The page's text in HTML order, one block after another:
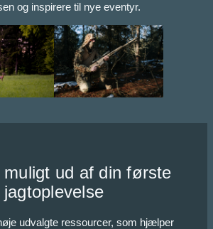
og inspirere til nye eventyr.
muligt ud af din første
jagtoplevelse
udvalgte ressourcer, som hjælper